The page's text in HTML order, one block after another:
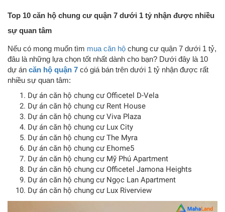
Top 10 căn hộ chung cư quận 7 dưới 1 tỷ nhận được nhiều
sự quan tâm
Nếu có mong muốn tìm mua căn hộ chung cư quận 7 dưới 1 tỷ,
đâu là những lựa chọn tốt nhất dành cho bạn? Dưới đây là 10
dự án căn hộ quận 7 có giá bán trên dưới 1 tỷ nhận được rất
nhiều sự quan tâm:
Dự án căn hộ chung cư Officetel D-Vela
Dự án căn hộ chung cư Rent House
Dự án căn hộ chung cư Viva Plaza
Dự án căn hộ chung cư Lux City
Dự án căn hộ chung cư The Myra
Dự án căn hộ chung cư Ehome5
Dự án căn hộ chung cư Mỹ Phú Apartment
Dự án căn hộ chung cư Officetel Jamona Heights
Dự án căn hộ chung cư Ngọc Lan Apartment
Dự án căn hộ chung cư Lux Riverview